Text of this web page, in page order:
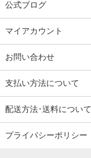
公式ブログ
マイアカウント
お問い合わせ
支払い方法について
配送方法･送料について
プライバシーポリシー